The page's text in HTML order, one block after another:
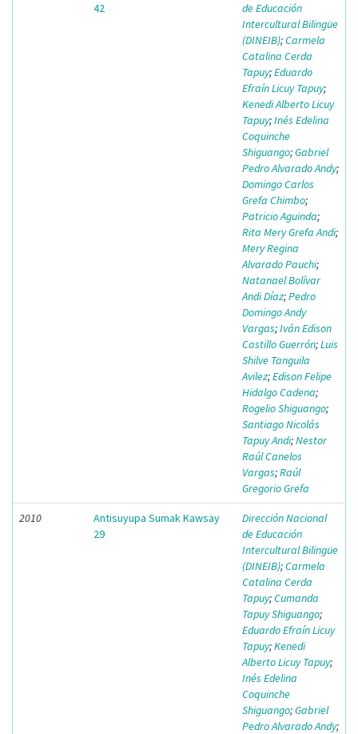
42
de Educación
Intercultural Bilingüe
(DINEIB);Carmela
Catalina Cerda
Tapuy;Eduardo
Efraín Licuy Tapuy;
Kenedi Alberto Licuy
Tapuy;Inés Edelina
Coquinche
Shiguango;Gabriel
Pedro Alvarado Andy;
Domingo Carlos
Grefa Chimbo;
Patricio Aguinda;
Rita Mery Grefa Andi;
Mery Regina
Alvarado Pauchi;
Natanael Bolívar
Andi Díaz;Pedro
Domingo Andy
Vargas;Iván Edison
Castillo Guerrón;Luis
Shilve Tanguila
Avilez;Edison Felipe
Hidalgo Cadena;
Rogelio Shiguango;
Santiago Nicolás
Tapuy Andi;Nestor
Raúl Canelos
Vargas;Raúl
Gregorio Grefa
2010
Antisuyupa Sumak Kawsay
29
Dirección Nacional
de Educación
Intercultural Bilingüe
(DINEIB);Carmela
Catalina Cerda
Tapuy;Cumanda
Tapuy Shiguango;
Eduardo Efraín Licuy
Tapuy;Kenedi
Alberto Licuy Tapuy;
Inés Edelina
Coquinche
Shiguango;Gabriel
Pedro Alvarado Andy;